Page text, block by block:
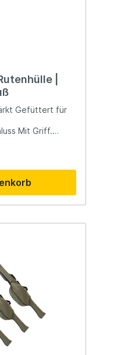
|
Gefüttert für
Mit Griff.